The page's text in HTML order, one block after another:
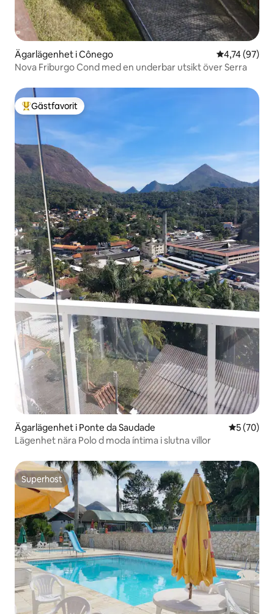
Ägarlägenhet i Cônego 4,74 av 5 i
4,74 (97)
Nova Friburgo Cond med en underbar utsikt över Serra
Populär gästfavorit
Gästfavorit
Ägarlägenhet i Ponte da Saudade 5 av 5 i
5 (70)
Lägenhet nära Polo d moda íntima i slutna villor
Superhost
Superhost